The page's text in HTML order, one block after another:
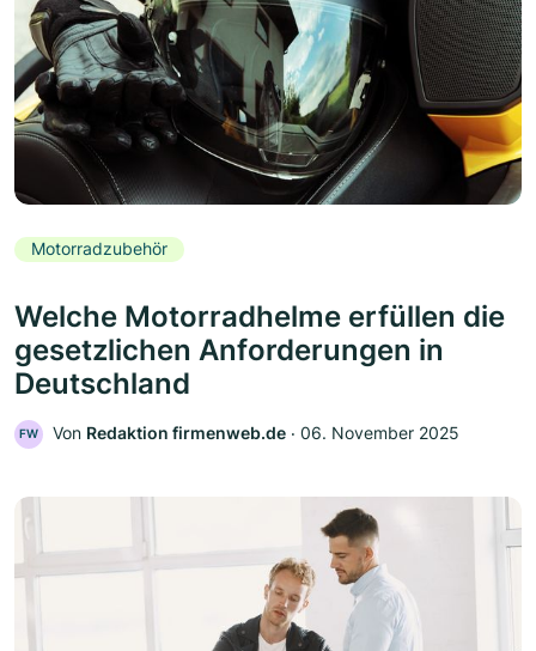
Motorradzubehör
Welche Motorradhelme erfüllen die
gesetzlichen Anforderungen in
Deutschland
FW Von Redaktion firmenweb.de ‧ 06. November 2025